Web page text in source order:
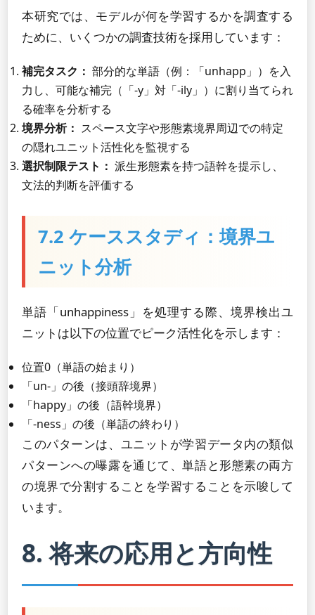
本研究では、モデルが何を学習するかを調査する
ために、いくつかの調査技術を採用しています：
補完タスク： 部分的な単語（例：「unhapp」）を入
力し、可能な補完（「-y」対「-ily」）に割り当てられ
る確率を分析する
境界分析： スペース文字や形態素境界周辺での特定
の隠れユニット活性化を監視する
選択制限テスト： 派生形態素を持つ語幹を提示し、
文法的判断を評価する
7.2 ケーススタディ：境界ユ
ニット分析
単語「unhappiness」を処理する際、境界検出ユ
ニットは以下の位置でピーク活性化を示します：
位置0（単語の始まり）
「un-」の後（接頭辞境界）
「happy」の後（語幹境界）
「-ness」の後（単語の終わり）
このパターンは、ユニットが学習データ内の類似
パターンへの曝露を通じて、単語と形態素の両方
の境界で分割することを学習することを示唆して
います。
8. 将来の応用と方向性